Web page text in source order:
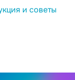
и советы